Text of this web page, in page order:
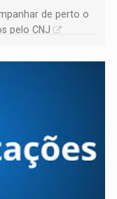
de perto o
pelo CNJ